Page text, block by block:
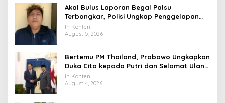
Akal Bulus Laporan Begal Palsu
Terbongkar, Polisi Ungkap Penggelapan
Uang Perusahaan untuk Crypto
In Konten
August 5, 2026
Bertemu PM Thailand, Prabowo Ungkapkan
Duka Cita kepada Putri dan Selamat Ulang
Tahun ke Raja Thailand
In Konten
August 4, 2026